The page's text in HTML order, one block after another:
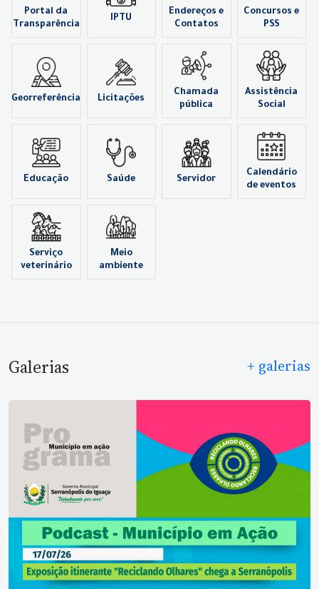
Portal da
Transparência
IPTU
Endereços e
Contatos
Concursos e
PSS
Georreferência Licitações
Chamada
pública
Assistência
Social
Educação Saúde Servidor
Calendário
de eventos
Serviço
veterinário
Meio
ambiente
Galerias + galerias